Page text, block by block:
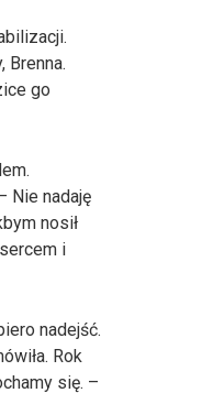
Brenna.
go
Nie nadaję
nosił
i
nadejść.
Rok
się. –